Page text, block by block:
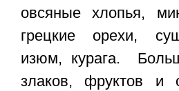
овсяные хлопья,
грецкие орехи,
изюм, курага.
злаков, фруктов и